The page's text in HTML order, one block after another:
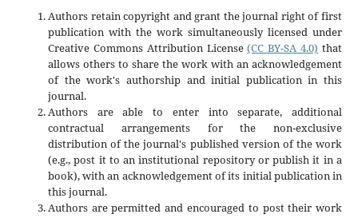
Authors retain copyright and grant the journal right of first
publication with the work simultaneously licensed under
Creative Commons Attribution License(CC BY-SA 4.0) that
allows others to share the work with an acknowledgement
of the work's authorship and initial publication in this
journal.
Authors are able to enter into separate, additional
contractual arrangements for the non-exclusive
distribution of the journal's published version of the work
(e.g., post it to an institutional repository or publish it in a
book), with an acknowledgement of its initial publication in
this journal.
Authors are permitted and encouraged to post their work